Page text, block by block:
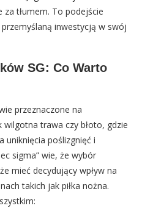
tłumem. To podejście
inwestycją w swój
SG: Co Warto
przeznaczone na
trawa czy błoto, gdzie
uniknięcia poślizgnięć i
sigma” wie, że wybór
mieć decydujący wpływ na
takich jak piłka nożna.